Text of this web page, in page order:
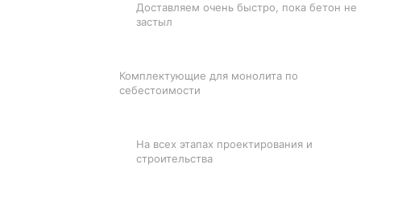
Доставляем очень быстро, пока бетон не
застыл
Комплектующие для монолита по
себестоимости
На всех этапах проектирования и
строительства